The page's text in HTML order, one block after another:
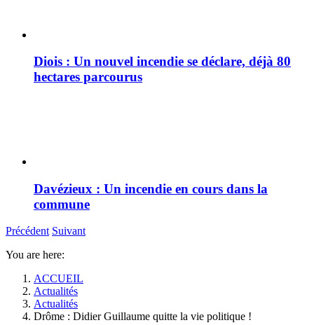
Diois : Un nouvel incendie se déclare, déjà 80
hectares parcourus
Davézieux : Un incendie en cours dans la
commune
Précédent Suivant
You are here:
ACCUEIL
Actualités
Actualités
Drôme : Didier Guillaume quitte la vie politique !